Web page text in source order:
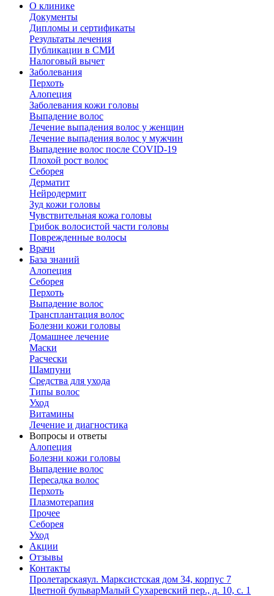
О клинике
Документы
Дипломы и сертификаты
Результаты лечения
Публикации в СМИ
Налоговый вычет
Заболевания
Перхоть
Алопеция
Заболевания кожи головы
Выпадение волос
Лечение выпадения волос у женщин
Лечение выпадения волос у мужчин
Выпадение волос после COVID-19
Плохой рост волос
Cеборея
Дерматит
Нейродермит
Зуд кожи головы
Чувствительная кожа головы
Грибок волосистой части головы
Поврежденные волосы
Врачи
База знаний
Алопеция
Себорея
Перхоть
Выпадение волос
Трансплантация волос
Болезни кожи головы
Домашнее лечение
Маски
Расчески
Шампуни
Средства для ухода
Типы волос
Уход
Витамины
Лечение и диагностика
Вопросы и ответы
Алопеция
Болезни кожи головы
Выпадение волос
Пересадка волос
Перхоть
Плазмотерапия
Прочее
Себорея
Уход
Акции
Отзывы
Контакты
Пролетарскаяул. Марксистская дом 34, корпус 7
Цветной бульварМалый Сухаревский пер., д. 10, с. 1